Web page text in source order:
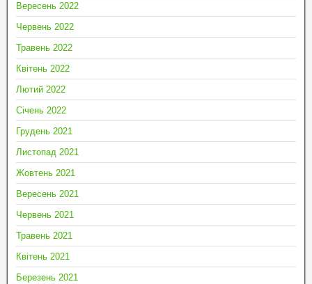
Вересень 2022
Червень 2022
Травень 2022
Квітень 2022
Лютий 2022
Січень 2022
Грудень 2021
Листопад 2021
Жовтень 2021
Вересень 2021
Червень 2021
Травень 2021
Квітень 2021
Березень 2021